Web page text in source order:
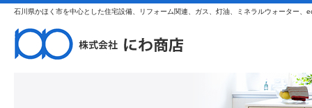
石川県かほく市を中心とした住宅設備、リフォーム関連、ガス、灯油、ミネラルウォーター、